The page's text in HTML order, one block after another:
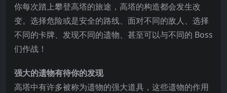
你每次踏上攀登高塔的旅途，高塔的构造都会发生改
变。选择危险或是安全的路线、面对不同的敌人、选择
不同的卡牌、发现不同的遗物、甚至可以与不同的 Boss
们作战！
强大的遗物有待你的发现
高塔中有许多被称为遗物的强大道具，这些遗物的作用